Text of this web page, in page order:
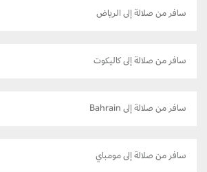
سافر من صلالة إلى الرياض
سافر من صلالة إلى كاليكوت
سافر من صلالة إلى Bahrain
سافر من صلالة إلى مومباي